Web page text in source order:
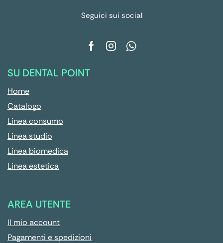
Seguici sui social
SU DENTAL POINT
Home
Catalogo
Linea consumo
Linea studio
Linea biomedica
Linea estetica
AREA UTENTE
Il mio account
Pagamenti e spedizioni